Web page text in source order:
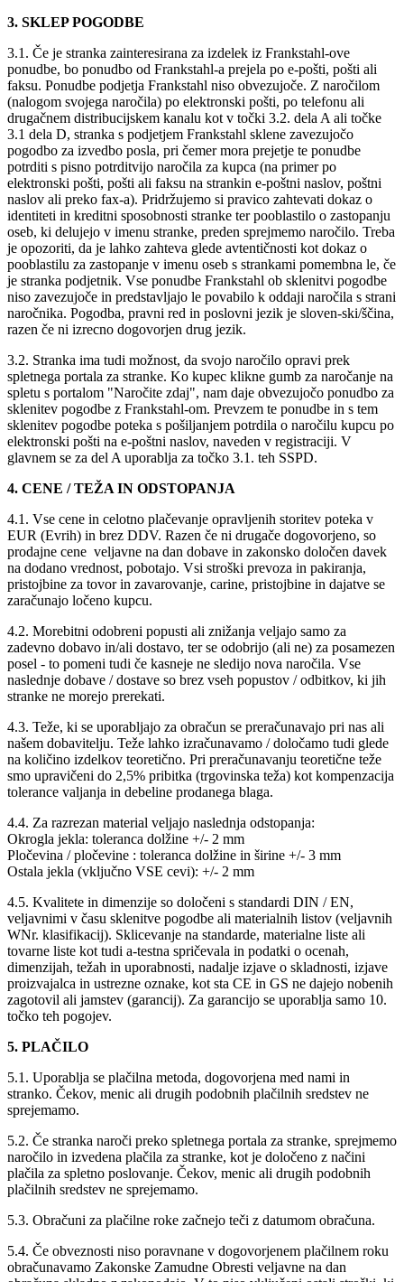
3. SKLEP POGODBE
3.1. Če je stranka zainteresirana za izdelek iz Frankstahl-ove
ponudbe, bo ponudbo od Frankstahl-a prejela po e-pošti, pošti ali
faksu. Ponudbe podjetja Frankstahl niso obvezujoče. Z naročilom
(nalogom svojega naročila) po elektronski pošti, po telefonu ali
drugačnem distribucijskem kanalu kot v točki 3.2. dela A ali točke
3.1 dela D, stranka s podjetjem Frankstahl sklene zavezujočo
pogodbo za izvedbo posla, pri čemer mora prejetje te ponudbe
potrditi s pisno potrditvijo naročila za kupca (na primer po
elektronski pošti, pošti ali faksu na strankin e-poštni naslov, poštni
naslov ali preko fax-a). Pridržujemo si pravico zahtevati dokaz o
identiteti in kreditni sposobnosti stranke ter pooblastilo o zastopanju
oseb, ki delujejo v imenu stranke, preden sprejmemo naročilo. Treba
je opozoriti, da je lahko zahteva glede avtentičnosti kot dokaz o
pooblastilu za zastopanje v imenu oseb s strankami pomembna le, če
je stranka podjetnik. Vse ponudbe Frankstahl ob sklenitvi pogodbe
niso zavezujoče in predstavljajo le povabilo k oddaji naročila s strani
naročnika. Pogodba, pravni red in poslovni jezik je sloven-ski/ščina,
razen če ni izrecno dogovorjen drug jezik.
3.2. Stranka ima tudi možnost, da svojo naročilo opravi prek
spletnega portala za stranke. Ko kupec klikne gumb za naročanje na
spletu s portalom "Naročite zdaj", nam daje obvezujočo ponudbo za
sklenitev pogodbe z Frankstahl-om. Prevzem te ponudbe in s tem
sklenitev pogodbe poteka s pošiljanjem potrdila o naročilu kupcu po
elektronski pošti na e-poštni naslov, naveden v registraciji. V
glavnem se za del A uporablja za točko 3.1. teh SSPD.
4. CENE / TEŽA IN ODSTOPANJA
4.1. Vse cene in celotno plačevanje opravljenih storitev poteka v
EUR (Evrih) in brez DDV. Razen če ni drugače dogovorjeno, so
prodajne cene veljavne na dan dobave in zakonsko določen davek
na dodano vrednost, pobotajo. Vsi stroški prevoza in pakiranja,
pristojbine za tovor in zavarovanje, carine, pristojbine in dajatve se
zaračunajo ločeno kupcu.
4.2. Morebitni odobreni popusti ali znižanja veljajo samo za
zadevno dobavo in/ali dostavo, ter se odobrijo (ali ne) za posamezen
posel - to pomeni tudi če kasneje ne sledijo nova naročila. Vse
naslednje dobave / dostave so brez vseh popustov / odbitkov, ki jih
stranke ne morejo prerekati.
4.3. Teže, ki se uporabljajo za obračun se preračunavajo pri nas ali
našem dobavitelju. Teže lahko izračunavamo / določamo tudi glede
na količino izdelkov teoretično. Pri preračunavanju teoretične teže
smo upravičeni do 2,5% pribitka (trgovinska teža) kot kompenzacija
tolerance valjanja in debeline prodanega blaga.
4.4. Za razrezan material veljajo naslednja odstopanja:
Okrogla jekla: toleranca dolžine +/- 2 mm
Pločevina / pločevine : toleranca dolžine in širine +/- 3 mm
Ostala jekla (vključno VSE cevi): +/- 2 mm
4.5. Kvalitete in dimenzije so določeni s standardi DIN / EN,
veljavnimi v času sklenitve pogodbe ali materialnih listov (veljavnih
WNr. klasifikacij). Sklicevanje na standarde, materialne liste ali
tovarne liste kot tudi a-testna spričevala in podatki o ocenah,
dimenzijah, težah in uporabnosti, nadalje izjave o skladnosti, izjave
proizvajalca in ustrezne oznake, kot sta CE in GS ne dajejo nobenih
zagotovil ali jamstev (garancij). Za garancijo se uporablja samo 10.
točko teh pogojev.
5. PLAČILO
5.1. Uporablja se plačilna metoda, dogovorjena med nami in
stranko. Čekov, menic ali drugih podobnih plačilnih sredstev ne
sprejemamo.
5.2. Če stranka naroči preko spletnega portala za stranke, sprejmemo
naročilo in izvedena plačila za stranke, kot je določeno z načini
plačila za spletno poslovanje. Čekov, menic ali drugih podobnih
plačilnih sredstev ne sprejemamo.
5.3. Obračuni za plačilne roke začnejo teči z datumom obračuna.
5.4. Če obveznosti niso poravnane v dogovorjenem plačilnem roku
obračunavamo Zakonske Zamudne Obresti veljavne na dan